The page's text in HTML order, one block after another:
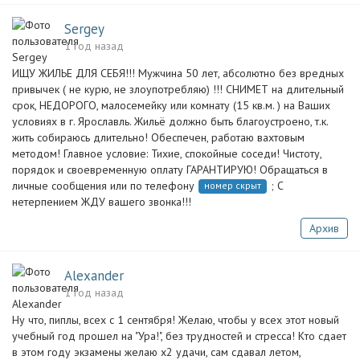
Sergey
1 год назад
ИЩУ ЖИЛЬЕ ДЛЯ СЕБЯ!!! Мужчина 50 лет, абсолютно без вредных
привычек ( не курю, не злоупотребляю) !!! СНИМЕТ на длительный
срок, НЕДОРОГО, малосемейку или комнату (15 кв.м. ) на Ваших
условиях в г. Ярославль. Жильё должно быть благоустроено, т.к.
жить собираюсь длительно! Обеспечен, работаю вахтовым
методом! Главное условие: Тихие, спокойные соседи! Чистоту,
порядок и своевременную оплату ГАРАНТИРУЮ! Обращаться в
личные сообщения или по телефону
номер скрыт
; С
нетерпением ЖДУ вашего звонка!!!
Архив
Alexander
1 год назад
Ну что, пиплы, всех с 1 сентября! Желаю, чтобы у всех этот новый
учебный год прошел на "Ура!", без трудностей и стресса! Кто сдает
в этом году экзамены желаю х2 удачи, сам сдавал летом,